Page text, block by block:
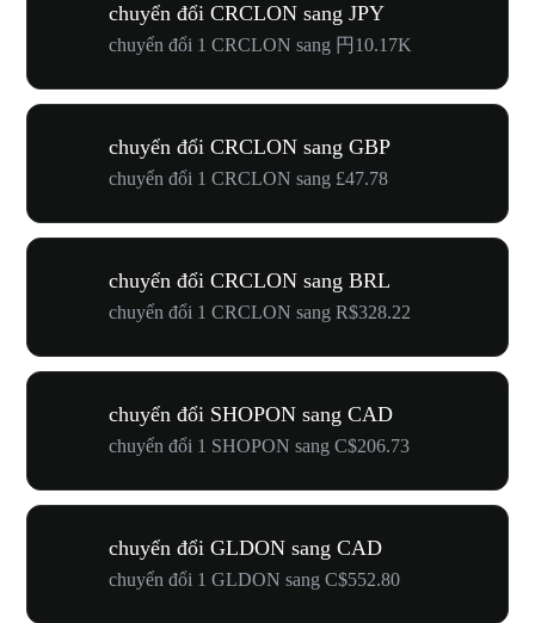
chuyển đổi CRCLON sang JPY
chuyển đổi 1 CRCLON sang 円10.17K
chuyển đổi CRCLON sang GBP
chuyển đổi 1 CRCLON sang £47.78
chuyển đổi CRCLON sang BRL
chuyển đổi 1 CRCLON sang R$328.22
chuyển đổi SHOPON sang CAD
chuyển đổi 1 SHOPON sang C$206.73
chuyển đổi GLDON sang CAD
chuyển đổi 1 GLDON sang C$552.80